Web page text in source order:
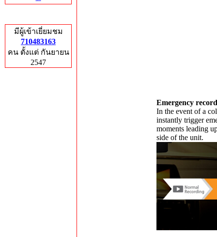
มีผู้เข้าเยี่ยมชม
710483163
คน ตั้งแต่ กันยายน
2547
Emergency
In the event of a
instantly trigger
moments leading
side of the unit.